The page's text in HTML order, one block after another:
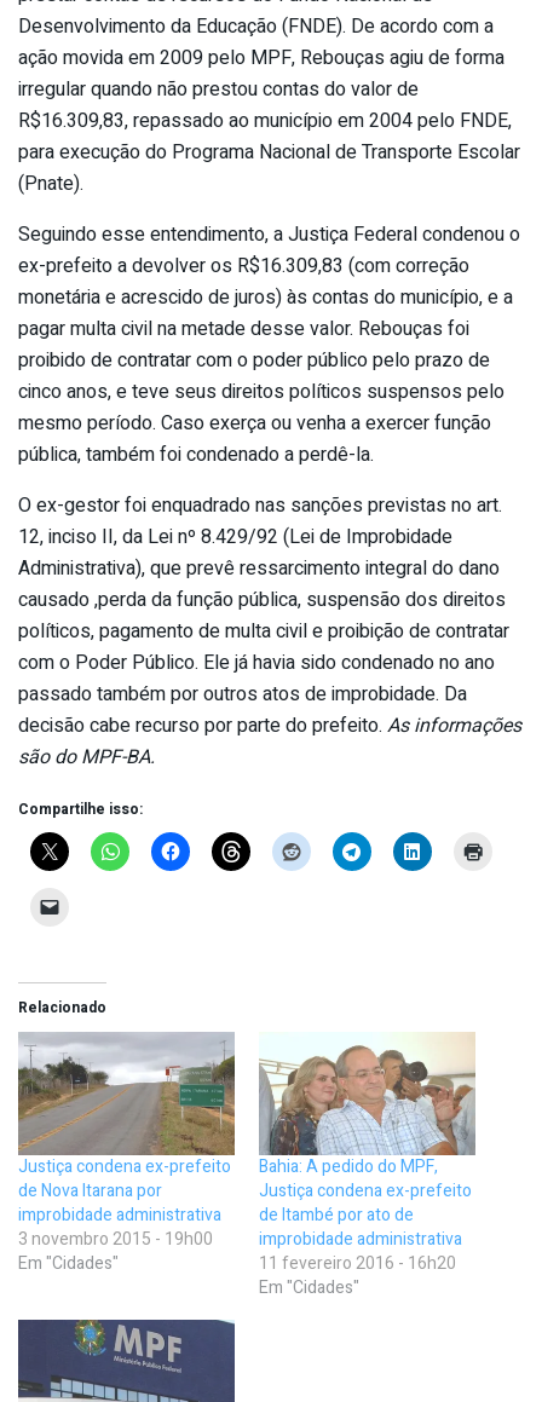
Desenvolvimento da Educação (FNDE). De acordo com a
ação movida em 2009 pelo MPF, Rebouças agiu de forma
irregular quando não prestou contas do valor de
R$16.309,83, repassado ao município em 2004 pelo FNDE,
para execução do Programa Nacional de Transporte Escolar
(Pnate).
Seguindo esse entendimento, a Justiça Federal condenou o
ex-prefeito a devolver os R$16.309,83 (com correção
monetária e acrescido de juros) às contas do município, e a
pagar multa civil na metade desse valor. Rebouças foi
proibido de contratar com o poder público pelo prazo de
cinco anos, e teve seus direitos políticos suspensos pelo
mesmo período. Caso exerça ou venha a exercer função
pública, também foi condenado a perdê-la.
O ex-gestor foi enquadrado nas sanções previstas no art.
12, inciso II, da Lei nº 8.429/92 (Lei de Improbidade
Administrativa), que prevê ressarcimento integral do dano
causado ,perda da função pública, suspensão dos direitos
políticos, pagamento de multa civil e proibição de contratar
com o Poder Público. Ele já havia sido condenado no ano
passado também por outros atos de improbidade. Da
decisão cabe recurso por parte do prefeito. As informações
são do MPF-BA.
Compartilhe isso:
Relacionado
Justiça condena ex-prefeito
de Nova Itarana por
improbidade administrativa
3 novembro 2015 - 19h00
Em "Cidades"
Bahia: A pedido do MPF,
Justiça condena ex-prefeito
de Itambé por ato de
improbidade administrativa
11 fevereiro 2016 - 16h20
Em "Cidades"